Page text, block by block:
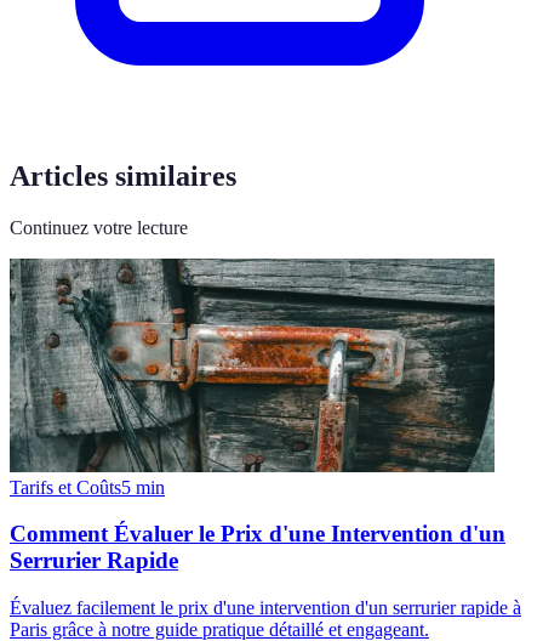
Articles similaires
Continuez votre lecture
Tarifs et Coûts5 min
Comment Évaluer le Prix d'une Intervention d'un
Serrurier Rapide
Évaluez facilement le prix d'une intervention d'un serrurier rapide à
Paris grâce à notre guide pratique détaillé et engageant.